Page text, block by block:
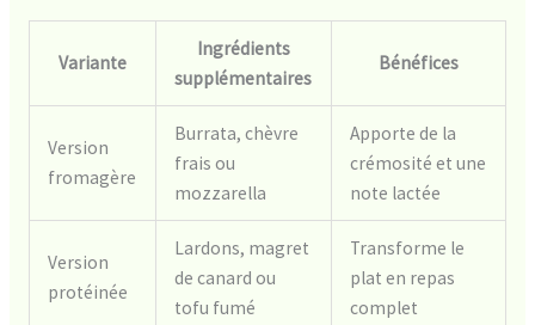
Variante
Ingrédients
supplémentaires
Bénéfices
Version
fromagère
Burrata, chèvre
frais ou
mozzarella
Apporte de la
crémosité et une
note lactée
Version
protéinée
Lardons, magret
de canard ou
tofu fumé
Transforme le
plat en repas
complet